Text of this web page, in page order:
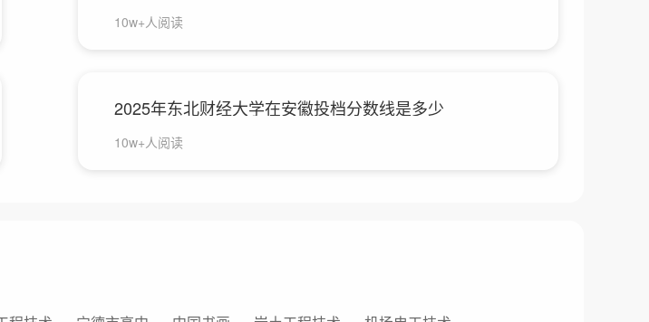
10w+人阅读
2025年东北财经大学在安徽投档分数线是多少
10w+人阅读